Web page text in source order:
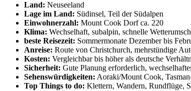
Land: Neuseeland
Lage im Land: Südinsel, Teil der Südalpen
Einwohnerzahl: Mount Cook Dorf ca. 220
Klima: Wechselhaft, subalpin, schnelle
beste Reisezeit: Sommermonate Dezember bis
Anreise: Route von Christchurch, mehrstündige
Kosten: Vergleichbar bis höher als deutsche
Sicherheit: Gute Planung erforderlich,
Sehenswürdigkeiten: Aoraki/Mount Cook,
Top Things to do: Klettern, Wandern, Rundflüge,